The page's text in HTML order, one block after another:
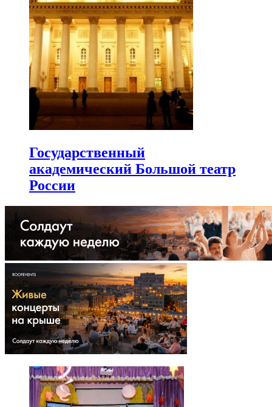
Государственный
академический Большой театр
России